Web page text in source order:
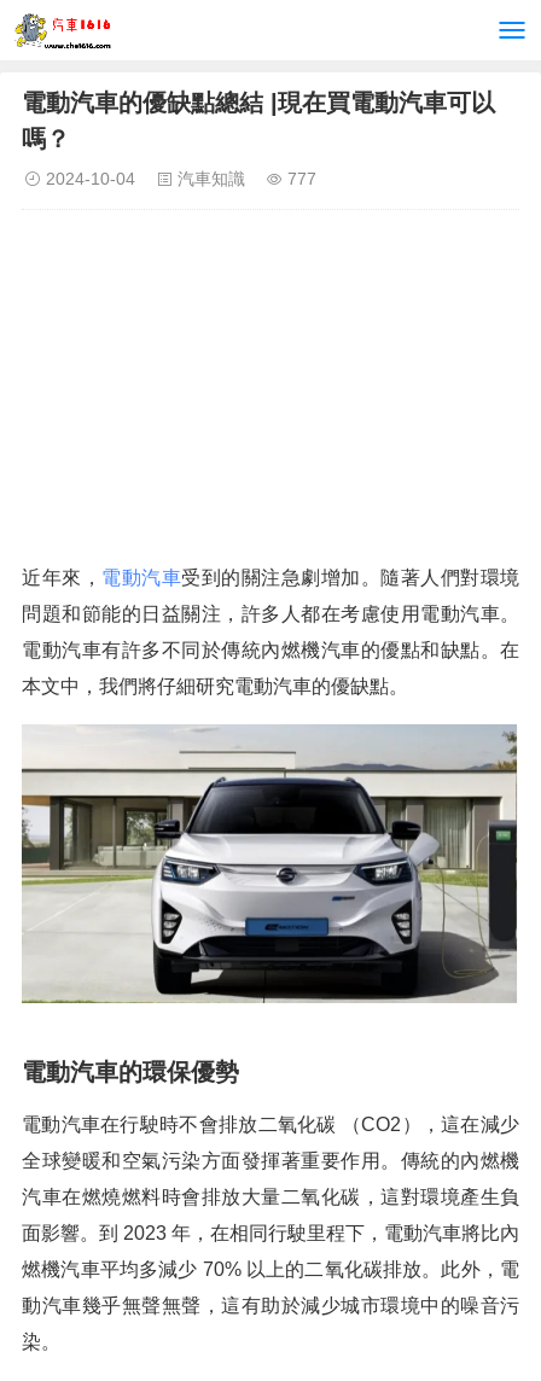
電動汽車的優缺點總結 |現在買電動汽車可以
嗎？
2024-10-04 汽車知識 777
近年來， 電動汽車受到的關注急劇增加。隨著人們對環境
問題和節能的日益關注，許多人都在考慮使用電動汽車。
電動汽車有許多不同於傳統內燃機汽車的優點和缺點。在
本文中，我們將仔細研究電動汽車的優缺點。
電動汽車的環保優勢
電動汽車在行駛時不會排放二氧化碳 （CO2），這在減少
全球變暖和空氣污染方面發揮著重要作用。傳統的內燃機
汽車在燃燒燃料時會排放大量二氧化碳，這對環境產生負
面影響。到 2023 年，在相同行駛里程下，電動汽車將比內
燃機汽車平均多減少 70% 以上的二氧化碳排放。此外，電
動汽車幾乎無聲無聲，這有助於減少城市環境中的噪音污
染。